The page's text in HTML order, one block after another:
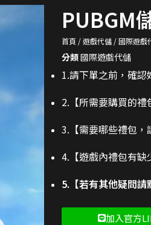
PUBGM
首頁 遊戲代儲 國際遊戲
分類國際遊戲代儲
1.請下單之前，確認
2. 【所需要購買的
3. 【需要哪些禮包
4.【遊戲內禮包有缺
5.【若有其他疑問請
加入官方